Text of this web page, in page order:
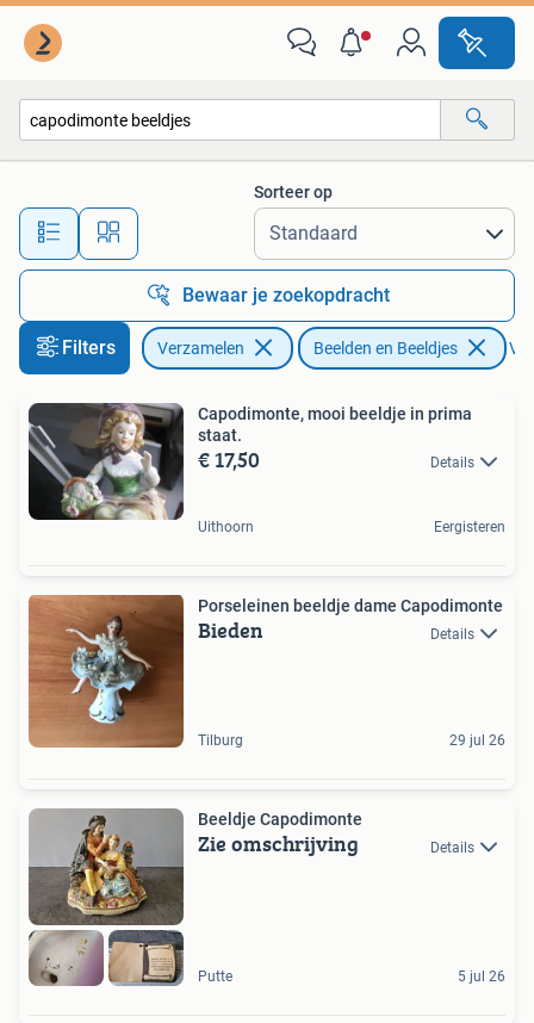
Alle afstanden…
Sorteer op
Bewaar je zoekopdracht
Filters Verzamelen Beelden en Beeldjes
Capodimonte, mooi beeldje in prima
staat.
€ 17,50 Details
Uithoorn Eergisteren
Porseleinen beeldje dame Capodimonte
Bieden Details
Tilburg 29 jul 26
Beeldje Capodimonte
Zie omschrijving Details
Putte 5 jul 26